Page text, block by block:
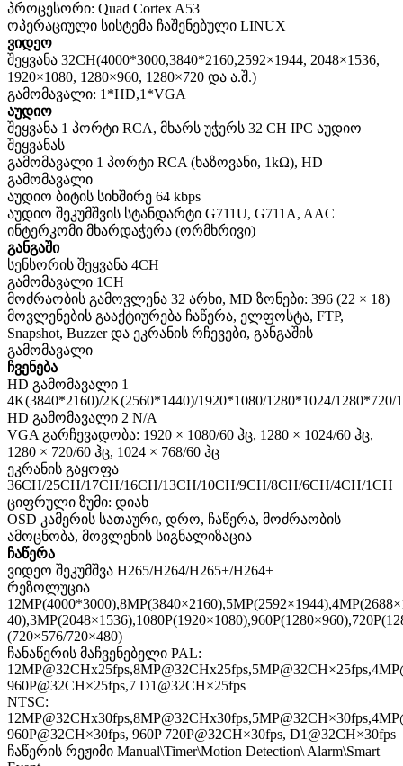
პროცესორი: Quad Cortex A53
ოპერაციული სისტემა ჩაშენებული LINUX
ვიდეო
შეყვანა 32CH(4000*3000,3840*2160,2592×1944, 2048×1536,
1920×1080, 1280×960, 1280×720 და ა.შ.)
გამომავალი: 1*HD,1*VGA
აუდიო
შეყვანა 1 პორტი RCA, მხარს უჭერს 32 CH IPC აუდიო
შეყვანას
გამომავალი 1 პორტი RCA (ხაზოვანი, 1kΩ), HD
გამომავალი
აუდიო ბიტის სიხშირე 64 kbps
აუდიო შეკუმშვის სტანდარტი G711U, G711A, AAC
ინტერკომი მხარდაჭერა (ორმხრივი)
განგაში
სენსორის შეყვანა 4CH
გამომავალი 1CH
მოძრაობის გამოვლენა 32 არხი, MD ზონები: 396 (22 × 18)
მოვლენების გააქტიურება ჩაწერა, ელფოსტა, FTP,
Snapshot, Buzzer და ეკრანის რჩევები, განგაშის
გამომავალი
ჩვენება
HD გამომავალი 1
4K(3840*2160)/2K(2560*1440)/1920*1080/1280*1024/1280*720/
HD გამომავალი 2 N/A
VGA გარჩევადობა: 1920 × 1080/60 ჰც, 1280 × 1024/60 ჰც,
1280 × 720/60 ჰც, 1024 × 768/60 ჰც
ეკრანის გაყოფა
36CH/25CH/17CH/16CH/13CH/10CH/9CH/8CH/6CH/4CH/1CH
ციფრული ზუმი: დიახ
OSD კამერის სათაური, დრო, ჩაწერა, მოძრაობის
ამოცნობა, მოვლენის სიგნალიზაცია
ჩაწერა
ვიდეო შეკუმშვა H265/H264/H265+/H264+
რეზოლუცია
(720×576/720×480)
ჩანაწერის მაჩვენებელი PAL:
960P@32CH×25fps,7 D1@32CH×25fps
NTSC:
960P@32CH×30fps, 960P 720P@32CH×30fps, D1@32CH×30fps
ჩაწერის რეჟიმი Manual\Timer\Motion Detection\ Alarm\Smart